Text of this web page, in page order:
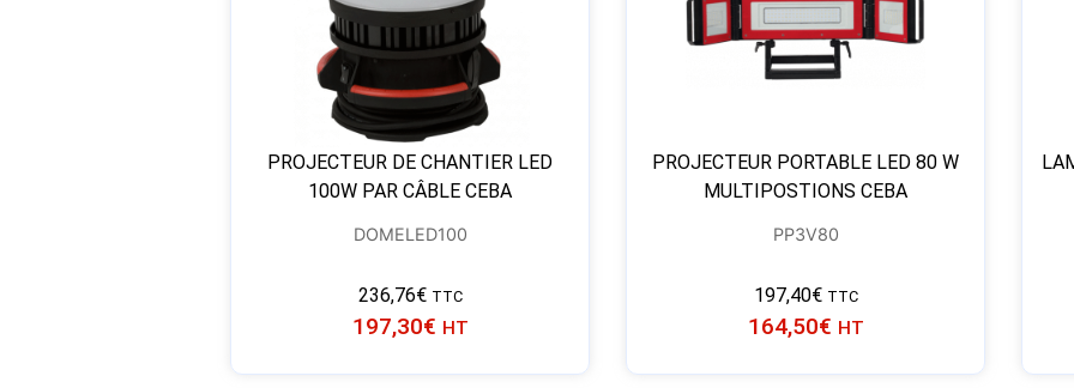
PROJECTEUR DE CHANTIER LED
100W PAR CÂBLE CEBA
DOMELED100
236,76€ TTC
197,30€ HT
PROJECTEUR PORTABLE LED 80 W
MULTIPOSTIONS CEBA
PP3V80
197,40€ TTC
164,50€ HT